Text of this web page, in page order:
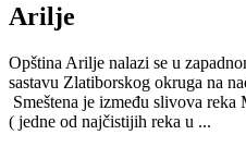
Arilje
Opština Arilje nalazi se u
sastavu Zlatiborskog okruga na
Smeštena je između slivova
( jedne od najčistijih reka u ...